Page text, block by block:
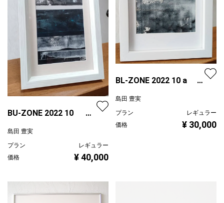
BU-ZONE 2022 10 Ｋ
島田 豊実
プラン
レギュラー
価格
¥ 40,000
BL-ZONE 2022 10 a L
島田 豊実
プラン
レギュラー
価格
¥ 30,000